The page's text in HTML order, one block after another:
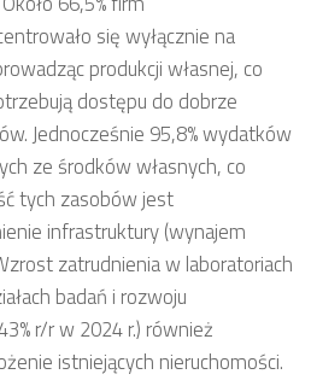
się wyłącznie na
produkcji własnej, co
dostępu do dobrze
Jednocześnie 95,8% wydatków
ze środków własnych, co
tych zasobów jest
infrastruktury (wynajem
zatrudnienia w laboratoriach
badań i rozwoju
r/r w 2024 r.) również
istniejących nieruchomości.